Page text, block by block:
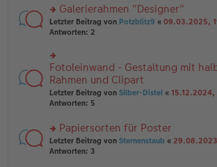
u
n
g
es
e
n
er
B
ei
a
g
rs
te
u
n
g
el
es
e
er
B
ei
tr
Galerierahmen "Designer"
Letzter Beitrag von Potzblitz9 « 09.03.2025,
Antworten: 2
rs
te
r
u
n
el
es
e
Fotoleinwand - Gestaltung mit
Rahmen und Clipart
Letzter Beitrag von Silber-Distel « 15.12.2024,
Antworten: 5
rs
te
Papiersorten für Poster
Letzter Beitrag von Sternenstaub «
Antworten: 3